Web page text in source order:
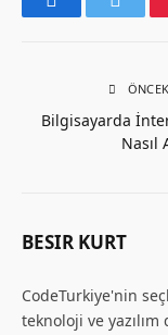
Facebook
Bilgisayarda
Nasıl
BESIR KURT
CodeTurkiye'nin
teknoloji ve yazılım